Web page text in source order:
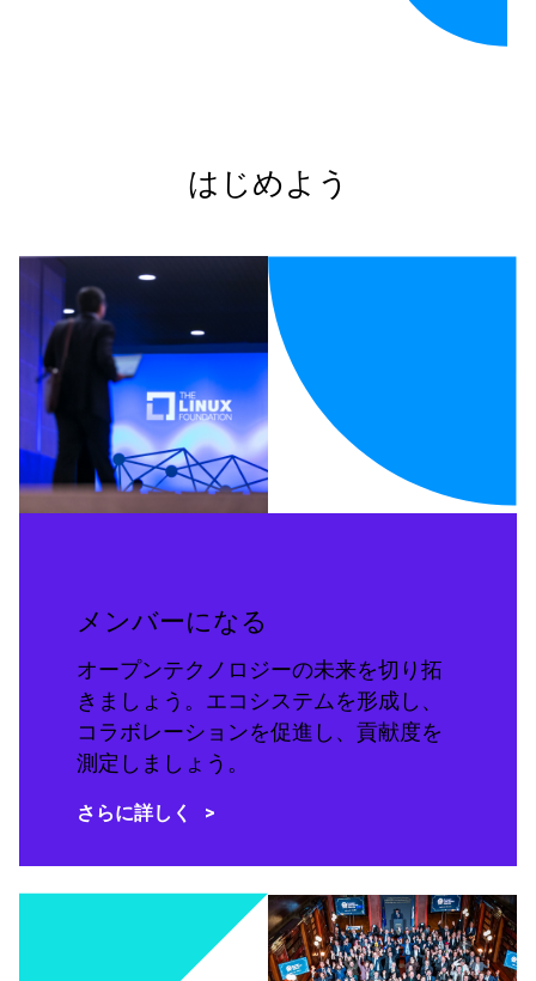
はじめよう
メンバーになる
オープンテクノロジーの未来を切り拓
きましょう。エコシステムを形成し、
コラボレーションを促進し、貢献度を
測定しましょう。
さらに詳しく